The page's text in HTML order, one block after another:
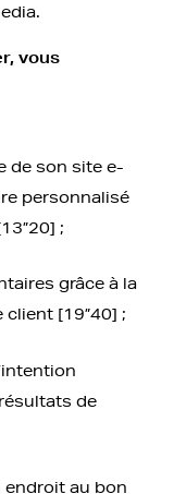
vous
de son site e-
personnalisé
;
grâce à la
client [19”40] ;
de
endroit au bon